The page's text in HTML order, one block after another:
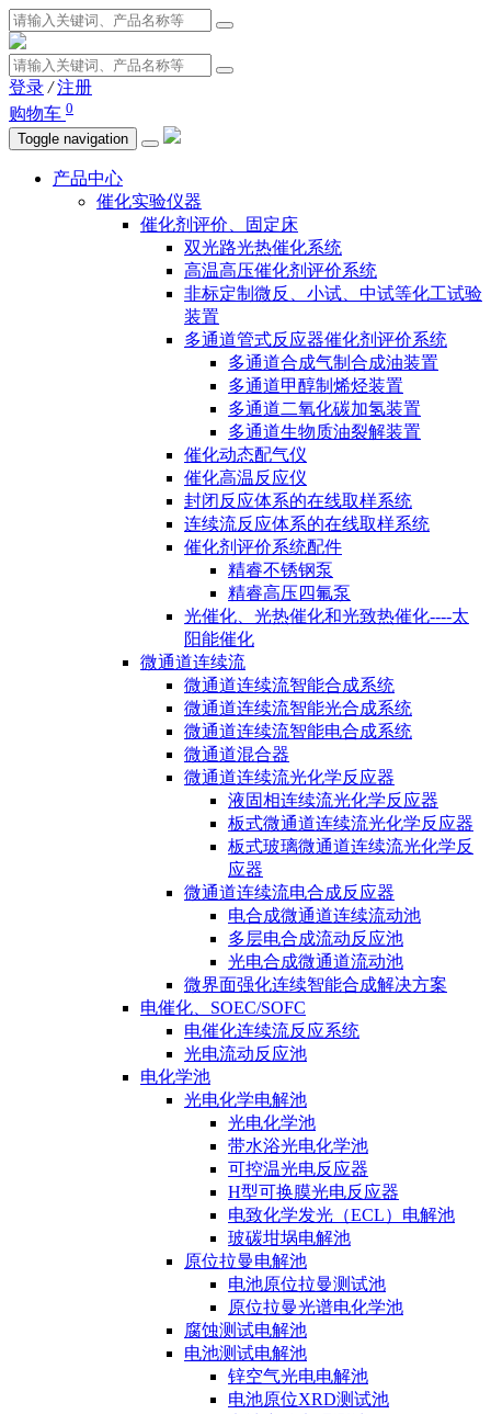
登录 / 注册
购物车 0
Toggle navigation
产品中心
催化实验仪器
催化剂评价、固定床
双光路光热催化系统
高温高压催化剂评价系统
非标定制微反、小试、中试等化工试验
装置
多通道管式反应器催化剂评价系统
多通道合成气制合成油装置
多通道甲醇制烯烃装置
多通道二氧化碳加氢装置
多通道生物质油裂解装置
催化动态配气仪
催化高温反应仪
封闭反应体系的在线取样系统
连续流反应体系的在线取样系统
催化剂评价系统配件
精睿不锈钢泵
精睿高压四氟泵
光催化、光热催化和光致热催化----太
阳能催化
微通道连续流
微通道连续流智能合成系统
微通道连续流智能光合成系统
微通道连续流智能电合成系统
微通道混合器
微通道连续流光化学反应器
液固相连续流光化学反应器
板式微通道连续流光化学反应器
板式玻璃微通道连续流光化学反
应器
微通道连续流电合成反应器
电合成微通道连续流动池
多层电合成流动反应池
光电合成微通道流动池
微界面强化连续智能合成解决方案
电催化、SOEC/SOFC
电催化连续流反应系统
光电流动反应池
电化学池
光电化学电解池
光电化学池
带水浴光电化学池
可控温光电反应器
H型可换膜光电反应器
电致化学发光（ECL）电解池
玻碳坩埚电解池
原位拉曼电解池
电池原位拉曼测试池
原位拉曼光谱电化学池
腐蚀测试电解池
电池测试电解池
锌空气光电电解池
电池原位XRD测试池